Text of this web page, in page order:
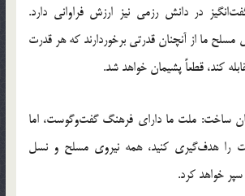
در دانش رزمی نیز ارزش فراوانی دارد.
مسلح ما از آنچنان قدرتی برخوردارند که هر قدرت
کند، قطعاً پشیمان خواهد شد.
ساخت: ملت ما دارای فرهنگ گفت‌وگوست، اما
را هدف‌گیری کنید، همه نیروی مسلح و نسل
سپر خواهد کرد.